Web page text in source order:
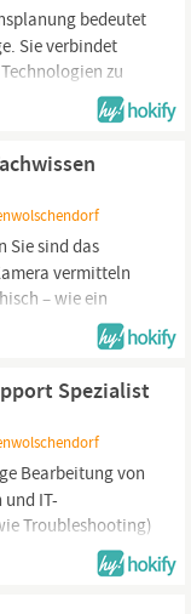
bedeutet
Sie verbindet
zu
In
in einem
Sie sind das
vermitteln
– wie ein
kreative
Ihre...
Spezialist
Bearbeitung von
IT-
Troubleshooting)
Standort
Spezialisten